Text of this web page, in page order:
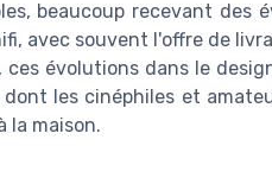
beaucoup recevant des
avec souvent l'offre de
ces évolutions dans le
les cinéphiles et
la maison.